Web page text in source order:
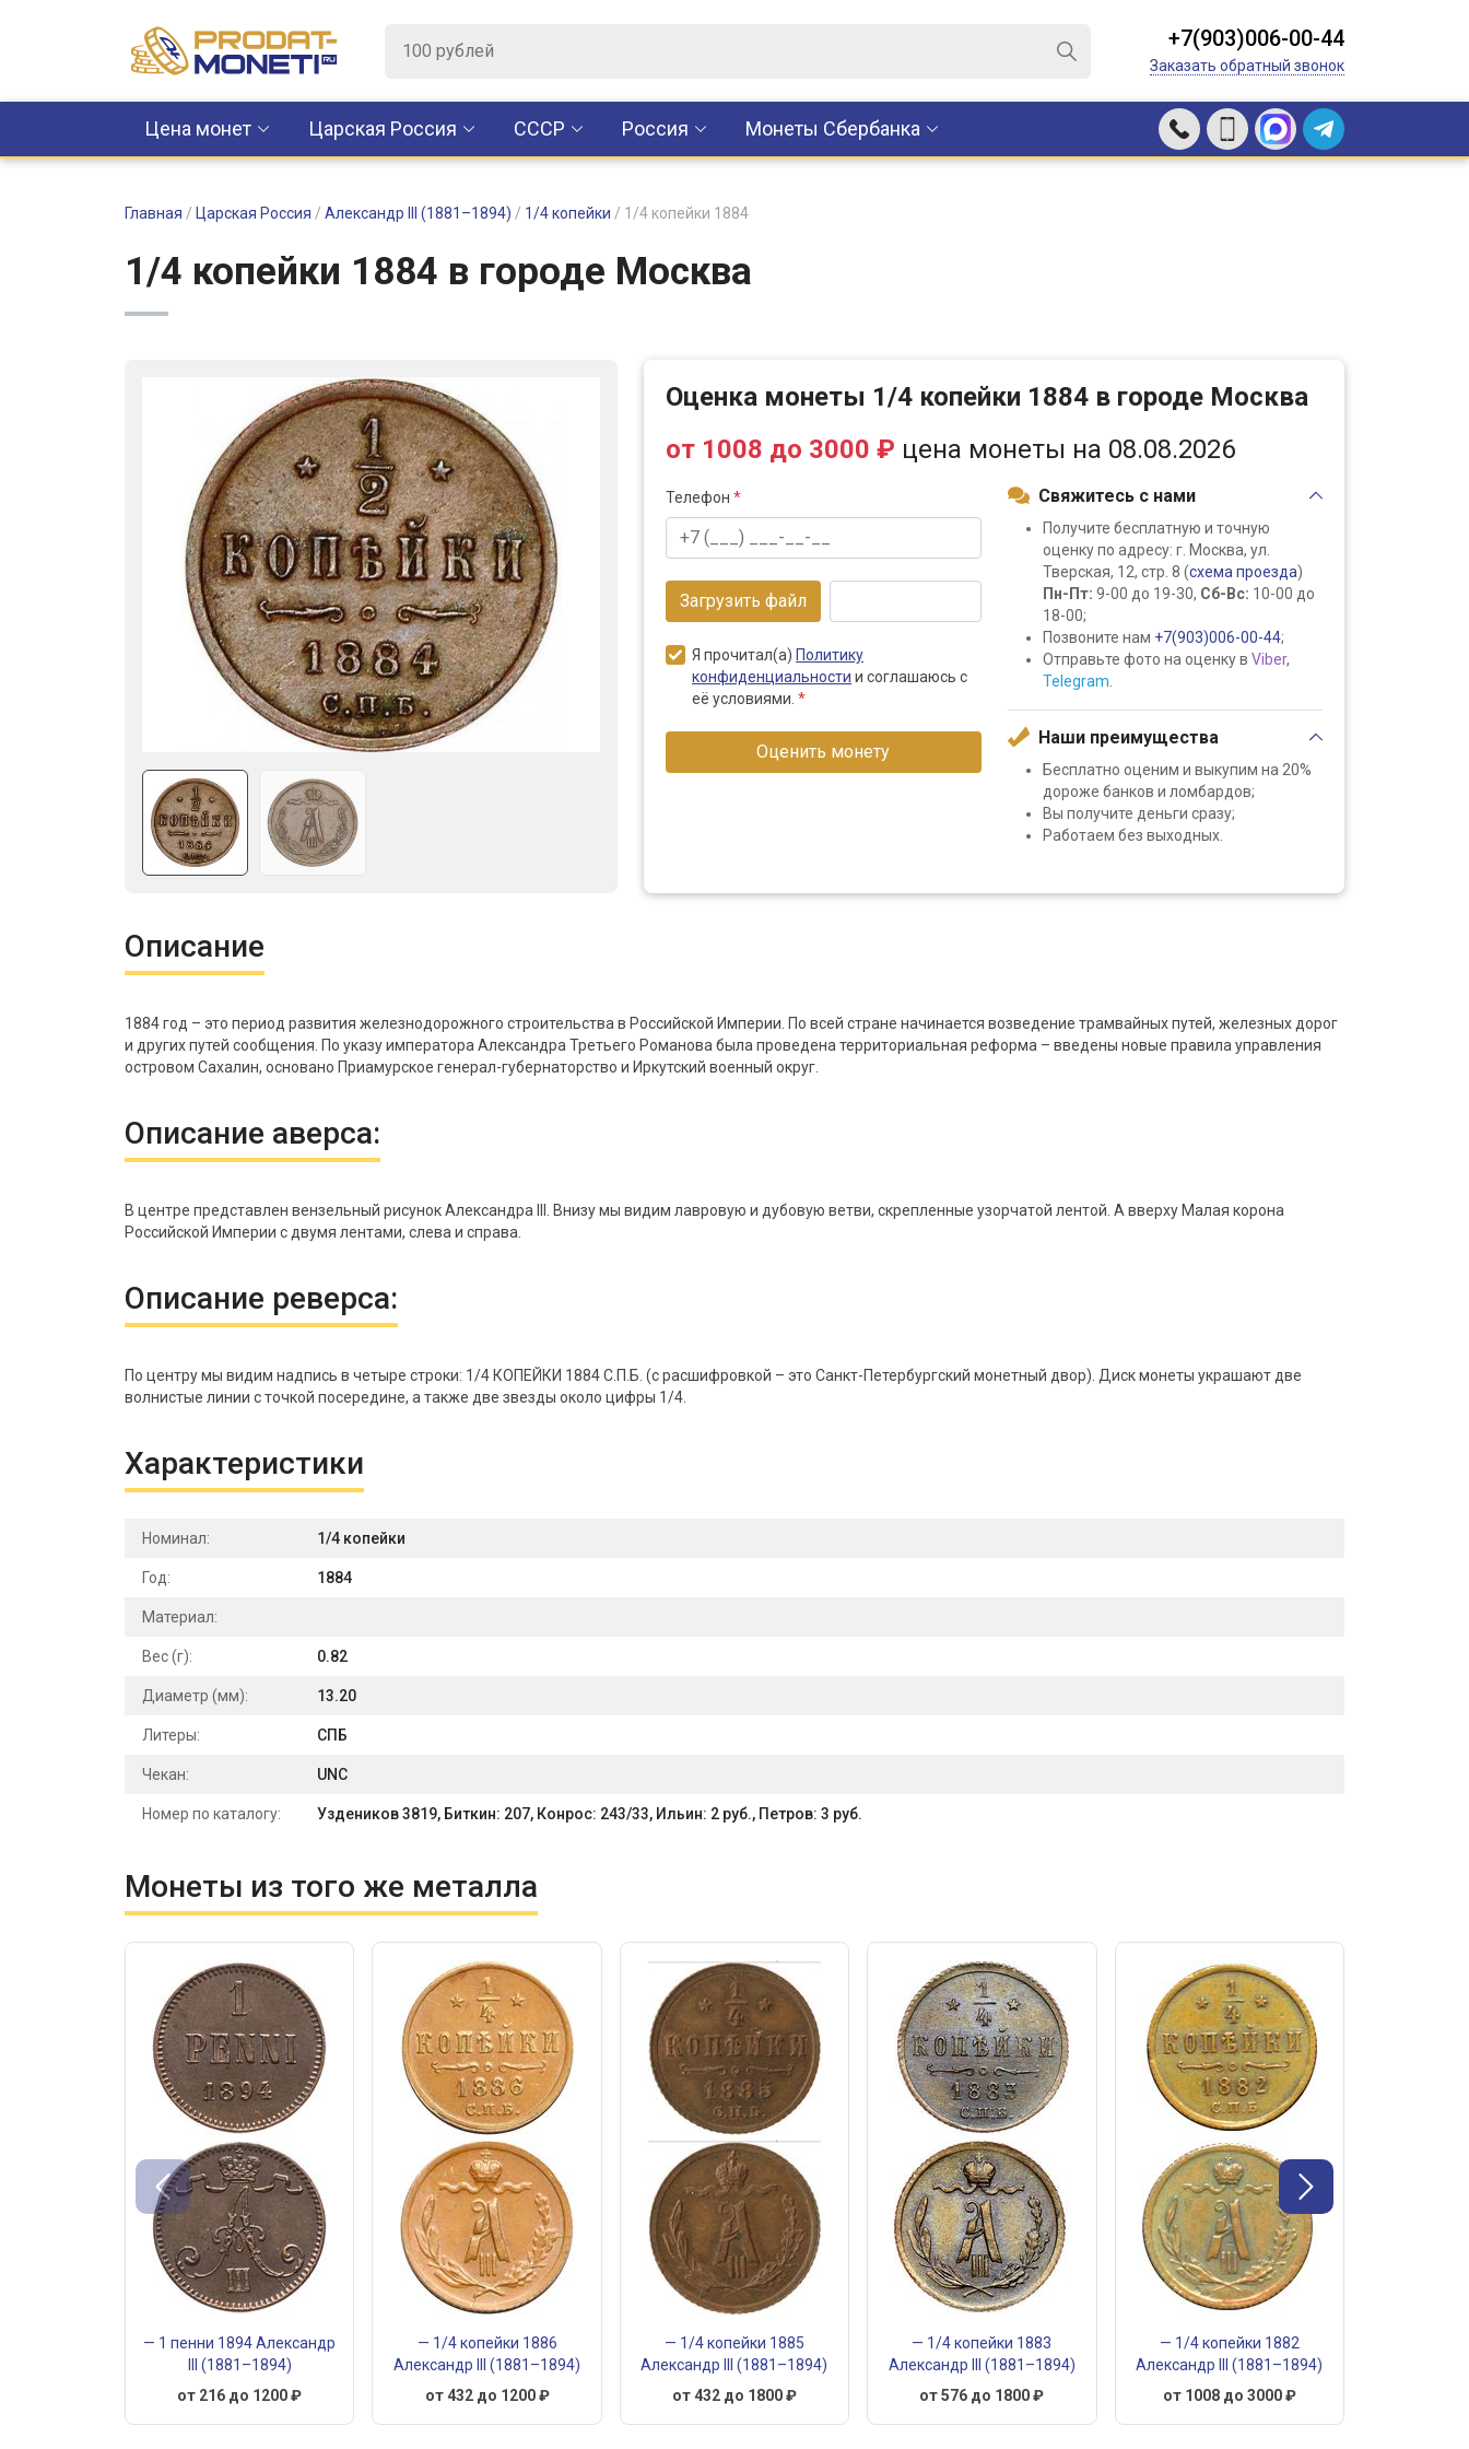
+7(903)006-00-44
Заказать обратный звонок
Цена монет Царская Россия CCCР Россия Монеты Сбербанка
Главная / Царская Россия / Александр III (1881–1894) / 1/4 копейки / 1/4 копейки 1884
1/4 копейки 1884 в городе Москва
Оценка монеты 1/4 копейки 1884 в городе Москва
от 1008 до 3000 ₽ цена монеты на 08.08.2026
Телефон *
Загрузить файл
Я прочитал(а) Политику
конфиденциальности и соглашаюсь с
её условиями. *
Оценить монету
Свяжитесь с нами
Получите бесплатную и точную
оценку по адресу: г. Москва, ул.
Тверская, 12, стр. 8 (схема проезда)
Пн-Пт: 9-00 до 19-30, Сб-Вс: 10-00 до
18-00;
Позвоните нам +7(903)006-00-44;
Отправьте фото на оценку в Viber,
Telegram
Наши преимущества
Бесплатно оценим и выкупим на 20%
дороже банков и ломбардов;
Вы получите деньги сразу;
Работаем без выходных.
Описание
1884 год – это период развития железнодорожного строительства в Российской Империи. По всей стране начинается возведение трамвайных путей, железных дорог
и других путей сообщения. По указу императора Александра Третьего Романова была проведена территориальная реформа – введены новые правила управления
островом Сахалин, основано Приамурское генерал-губернаторство и Иркутский военный округ.
Описание аверса:
В центре представлен вензельный рисунок Александра III. Внизу мы видим лавровую и дубовую ветви, скрепленные узорчатой лентой. А вверху Малая корона
Российской Империи с двумя лентами, слева и справа.
Описание реверса:
По центру мы видим надпись в четыре строки: 1/4 КОПЕЙКИ 1884 С.П.Б. (с расшифровкой – это Санкт-Петербургский монетный двор). Диск монеты украшают две
волнистые линии с точкой посередине, а также две звезды около цифры 1/4.
Характеристики
Номинал: 1/4 копейки
Год: 1884
Материал:
Вес (г): 0.82
Диаметр (мм): 13.20
Литеры: СПБ
Чекан: UNC
Номер по каталогу: Уздеников 3819, Биткин: 207, Конрос: 243/33, Ильин: 2 руб., Петров: 3 руб.
Монеты из того же металла
— 1 пенни 1894 Александр
III (1881–1894)
от 216 до 1200 ₽
— 1/4 копейки 1886
Александр III (1881–1894)
от 432 до 1200 ₽
— 1/4 копейки 1885
Александр III (1881–1894)
от 432 до 1800 ₽
— 1/4 копейки 1883
Александр III (1881–1894)
от 576 до 1800 ₽
— 1/4 копейки 1882
Александр III (1881–1894)
от 1008 до 3000 ₽